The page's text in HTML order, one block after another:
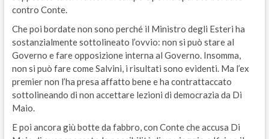
contro Conte.
Che poi bordate non sono perché il Ministro degli Esteri ha
sostanzialmente sottolineato l’ovvio: non si può stare al
Governo e fare opposizione interna al Governo. Insomma,
non si può fare come Salvini, i risultati sono evidenti. Ma l’ex
premier non l’ha presa affatto bene e ha contrattaccato
sottolineando di non accettare lezioni di democrazia da Di
Maio.
E poi ancora giù botte da fabbro, con Conte che accusa Di